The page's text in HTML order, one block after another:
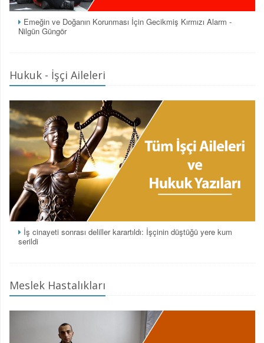
Emeğin ve Doğanın Korunması İçin Gecikmiş Kırmızı Alarm -
Nilgün Güngör
Hukuk - İşçi Aileleri
İş cinayeti sonrası deliller karartıldı: İşçinin düştüğü yere kum
serildi
Meslek Hastalıkları